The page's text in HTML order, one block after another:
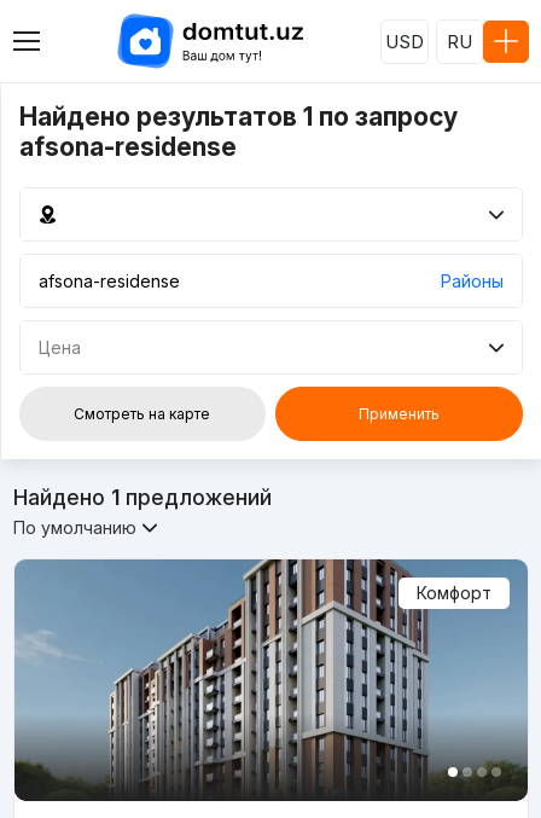
USD RU
Найдено результатов 1 по запросу
afsona-residense
Районы
Цена
Смотреть на карте Применить
Найдено 1предложений
По умолчанию
Комфорт